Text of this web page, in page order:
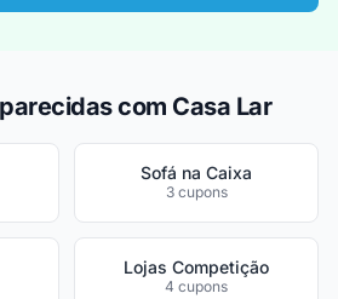
com Casa Lar
Sofá na Caixa
3 cupons
Lojas Competição
4 cupons